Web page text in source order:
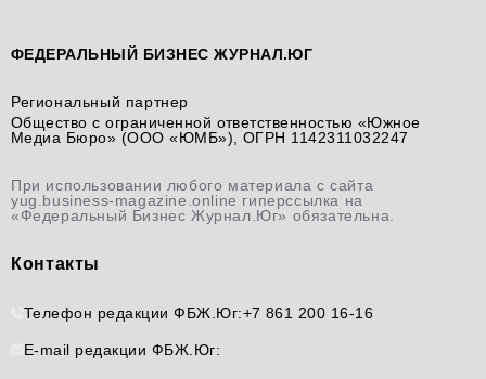
ФЕДЕРАЛЬНЫЙ БИЗНЕС ЖУРНАЛ.ЮГ
Региональный партнер
Общество с ограниченной ответственностью «Южное
Медиа Бюро» (ООО «ЮМБ»), ОГРН 1142311032247
При использовании любого материала с сайта
yug.business-magazine.online гиперссылка на
«Федеральный Бизнес Журнал.Юг» обязательна.
Контакты
Телефон редакции ФБЖ.Юг:+7 861 200 16-16
E-mail редакции ФБЖ.Юг: